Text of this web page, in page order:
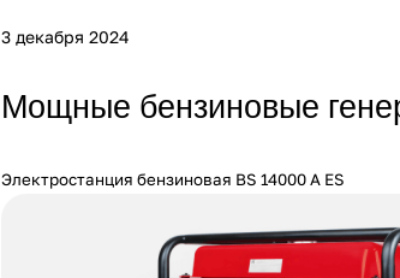
3 декабря 2024
Мощные бензиновые
Электростанция бензиновая BS 14000 A ES
%